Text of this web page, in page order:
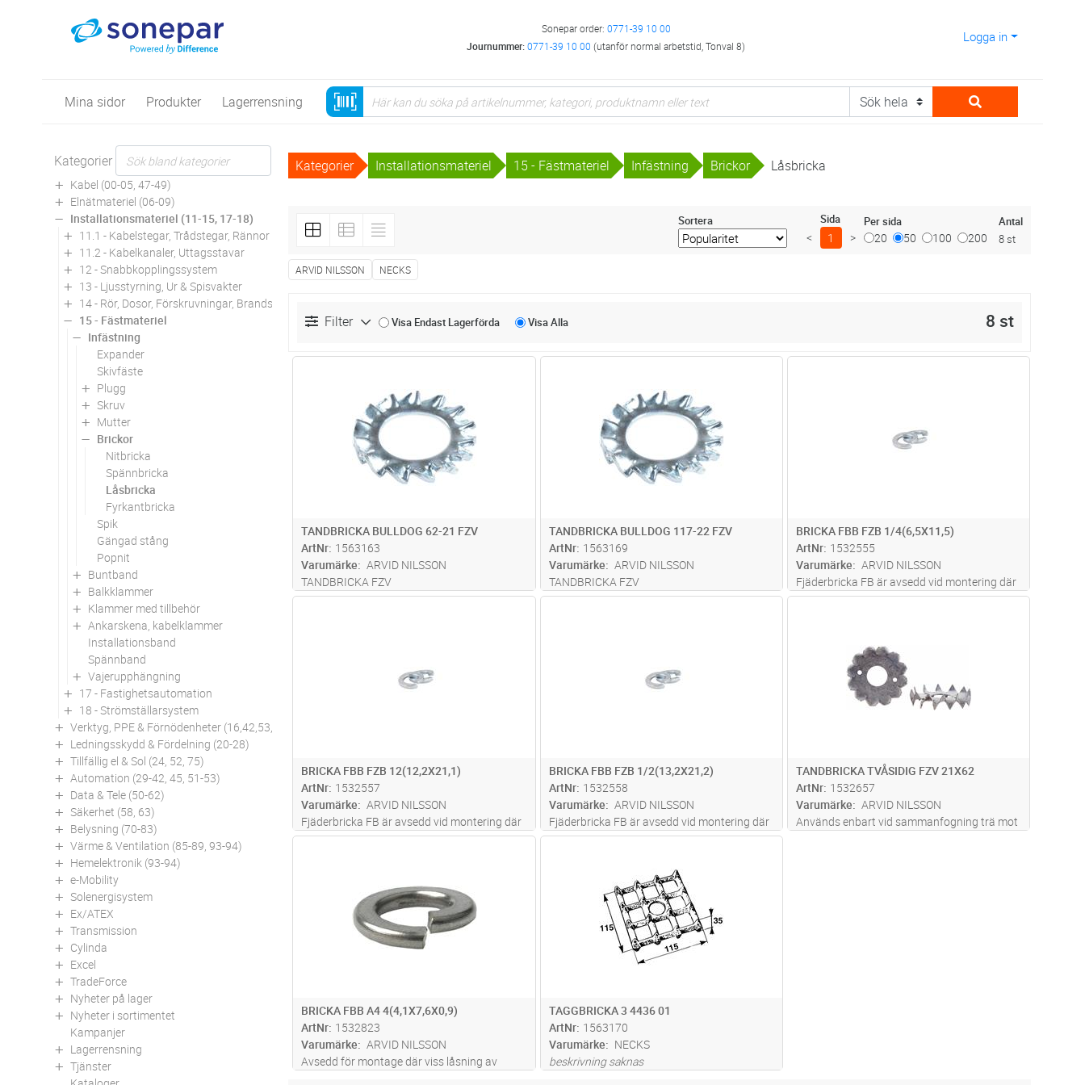
Sonepar order: 0771-39 10 00
Journummer:0771-39 10 00 (utanför normal arbetstid, Tonval 8)
Logga in
Mina sidor Produkter Lagerrensning
Kategorier
Kabel (00-05, 47-49)
Elnätmateriel (06-09)
Installationsmateriel (11-15, 17-18)
11.1 - Kabelstegar, Trådstegar, Rännor
11.2 - Kabelkanaler, Uttagsstavar
12 - Snabbkopplingssystem
13 - Ljusstyrning, Ur & Spisvakter
14 - Rör, Dosor, Förskruvningar, Brandskydd
15 - Fästmateriel
Infästning
Expander
Skivfäste
Plugg
Skruv
Mutter
Brickor
Nitbricka
Spännbricka
Låsbricka
Fyrkantbricka
Spik
Gängad stång
Popnit
Buntband
Balkklammer
Klammer med tillbehör
Ankarskena, kabelklammer
Installationsband
Spännband
Vajerupphängning
17 - Fastighetsautomation
18 - Strömställarsystem
Verktyg, PPE & Förnödenheter (16,42,53,94)
Ledningsskydd & Fördelning (20-28)
Tillfällig el & Sol (24, 52, 75)
Automation (29-42, 45, 51-53)
Data & Tele (50-62)
Säkerhet (58, 63)
Belysning (70-83)
Värme & Ventilation (85-89, 93-94)
Hemelektronik (93-94)
e-Mobility
Solenergisystem
Ex/ATEX
Transmission
Cylinda
Excel
TradeForce
Nyheter på lager
Nyheter i sortimentet
Kampanjer
Lagerrensning
Tjänster
Kategorier Installationsmateriel 15 - Fästmateriel Infästning Brickor Låsbricka
Sortera Sida
< 1 >
Per sida
20 50 100 200
Antal
8 st
ARVID NILSSON NECKS
Filter Visa Endast Lagerförda VisaAlla 8 st
TANDBRICKA BULLDOG 62-21 FZV
ArtNr 1563163
Varumärke
ARVID NILSSON
TANDBRICKA FZV
TANDBRICKA BULLDOG 117-22 FZV
ArtNr 1563169
Varumärke
ARVID NILSSON
TANDBRICKA FZV
BRICKA FBB FZB 1/4(6,5X11,5)
ArtNr 1532555
Varumärke
ARVID NILSSON
Fjäderbricka FB är avsedd vid montering där
viss låsning av förbandet önskas. Låsningen
BRICKA FBB FZB 12(12,2X21,1)
ArtNr 1532557
Varumärke
ARVID NILSSON
Fjäderbricka FB är avsedd vid montering där
viss låsning av förbandet önskas. Låsningen
BRICKA FBB FZB 1/2(13,2X21,2)
ArtNr 1532558
Varumärke
ARVID NILSSON
Fjäderbricka FB är avsedd vid montering där
viss låsning av förbandet önskas. Låsningen
låsbrickan skapar mellan skruvskallen och
TANDBRICKA TVÅSIDIG FZV 21X62
ArtNr 1532657
Varumärke
ARVID NILSSON
Används enbart vid sammanfogning trä mot
BRICKA FBB A4 4(4,1X7,6X0,9)
ArtNr 1532823
Varumärke
ARVID NILSSON
Avsedd för montage där viss låsning av
TAGGBRICKA 3 4436 01
ArtNr 1563170
Varumärke
NECKS
beskrivning saknas